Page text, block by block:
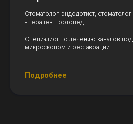
Стоматолог-эндодотист, стоматолог
- терапевт, ортопед
Специалист по лечению каналов под
микроскопом и реставрации
Подробнее